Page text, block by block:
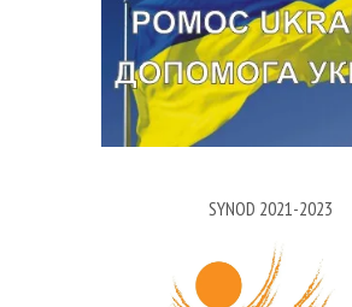
SYNOD 2021-2023